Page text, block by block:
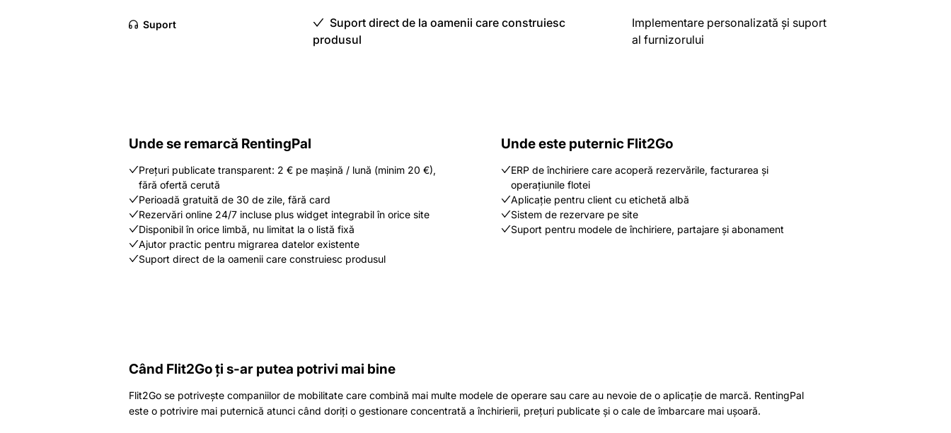
Suport
Suport direct de la oamenii care construiesc
produsul
Implementare personalizată și suport
al furnizorului
Unde se remarcă RentingPal
Prețuri publicate transparent: 2 € pe mașină / lună (minim 20 €),
fără ofertă cerută
Perioadă gratuită de 30 de zile, fără card
Rezervări online 24/7 incluse plus widget integrabil în orice site
Disponibil în orice limbă, nu limitat la o listă fixă
Ajutor practic pentru migrarea datelor existente
Suport direct de la oamenii care construiesc produsul
Unde este puternic Flit2Go
ERP de închiriere care acoperă rezervările, facturarea și
operațiunile flotei
Aplicație pentru client cu etichetă albă
Sistem de rezervare pe site
Suport pentru modele de închiriere, partajare și abonament
Când Flit2Go ți s-ar putea potrivi mai bine
Flit2Go se potrivește companiilor de mobilitate care combină mai multe modele de operare sau care au nevoie de o aplicație de marcă. RentingPal
este o potrivire mai puternică atunci când doriți o gestionare concentrată a închirierii, prețuri publicate și o cale de îmbarcare mai ușoară.